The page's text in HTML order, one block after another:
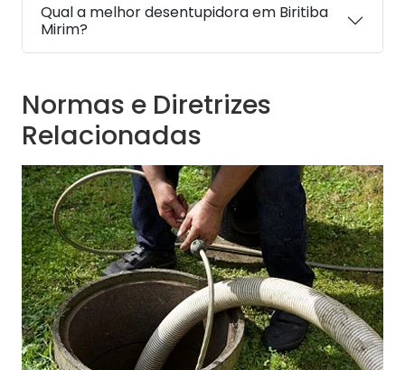
Qual a melhor desentupidora em Biritiba
Mirim?
Normas e Diretrizes
Relacionadas